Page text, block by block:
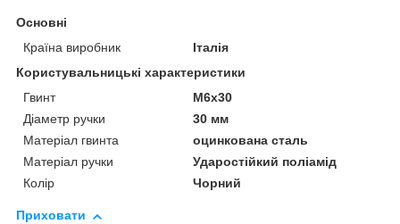
Основні
Країна виробник
Італія
Користувальницькі характеристики
Гвинт
М6х30
Діаметр ручки
30 мм
Матеріал гвинта
оцинкована сталь
Матеріал ручки
Ударостійкий поліамід
Колір
Чорний
Приховати